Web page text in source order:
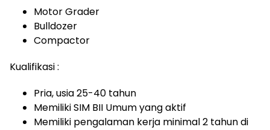
Motor Grader
Bulldozer
Compactor
Kualifikasi :
Pria, usia 25-40 tahun
Memiliki SIM BII Umum yang aktif
Memiliki pengalaman kerja minimal 2 tahun di